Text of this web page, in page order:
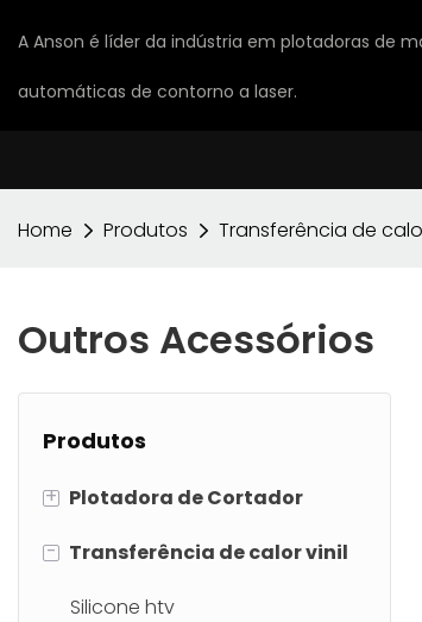
A Anson é líder da indústria em plotadoras de
automáticas de contorno a laser.
Home Produtos Transferência de
Outros Acessórios
Produtos
+ Plotadora de Cortador
Máquina de corte a laser de
- Transferência de calor vinil
Silicone htv